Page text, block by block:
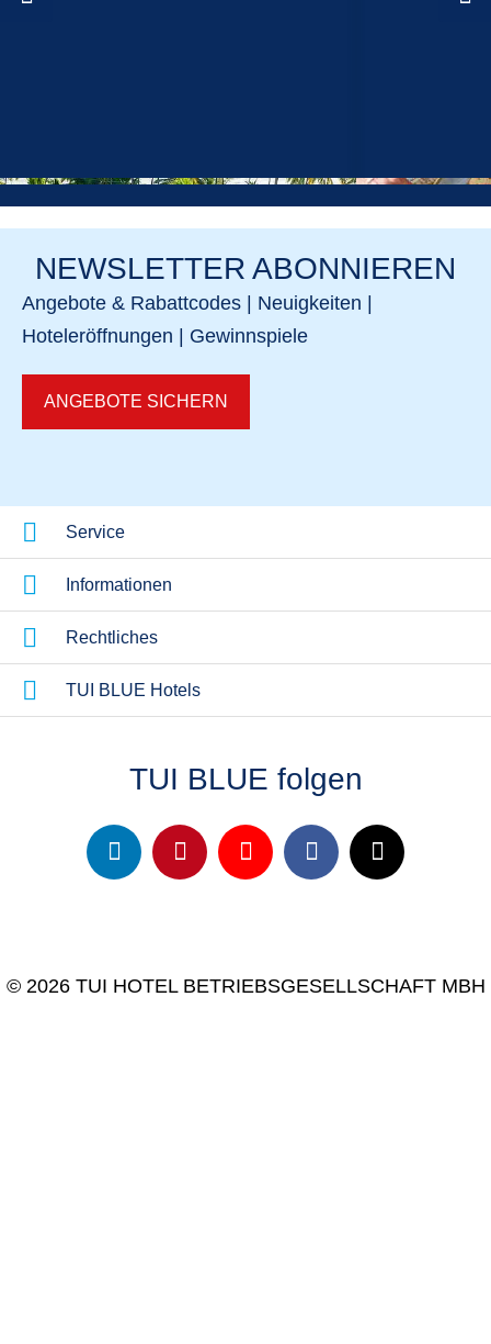
Jetzt entdecken
NEWSLETTER ABONNIEREN
Angebote & Rabattcodes | Neuigkeiten |
Hoteleröffnungen | Gewinnspiele
ANGEBOTE SICHERN
Service
Informationen
Rechtliches
TUI BLUE Hotels
TUI BLUE folgen
© 2026 TUI HOTEL BETRIEBSGESELLSCHAFT MBH